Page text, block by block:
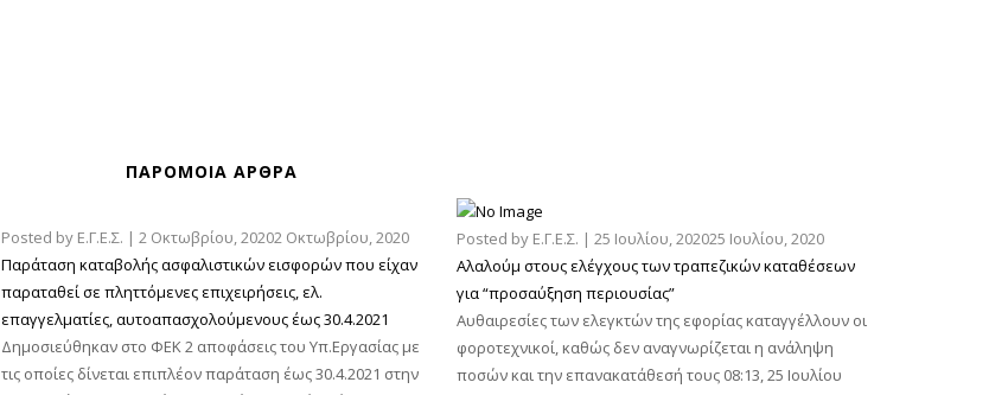
ΠΑΡΌΜΟΙΑ ΆΡΘΡΑ
Posted by Ε.Γ.Ε.Σ. | 2 Οκτωβρίου, 20202 Οκτωβρίου, 2020
Παράταση καταβολής ασφαλιστικών εισφορών που είχαν
παραταθεί σε πληττόμενες επιχειρήσεις, ελ.
επαγγελματίες, αυτοαπασχολούμενους έως 30.4.2021
Δημοσιεύθηκαν στο ΦΕΚ 2 αποφάσεις του Υπ.Εργασίας με
τις οποίες δίνεται επιπλέον παράταση έως 30.4.2021 στην
Posted by Ε.Γ.Ε.Σ. |25 Ιουλίου, 202025 Ιουλίου, 2020
Αλαλούμ στους ελέγχους των τραπεζικών καταθέσεων
για “προσαύξηση περιουσίας”
Αυθαιρεσίες των ελεγκτών της εφορίας καταγγέλλουν οι
φοροτεχνικοί, καθώς δεν αναγνωρίζεται η ανάληψη
ποσών και την επανακατάθεσή τους 08:13, 25 Ιουλίου